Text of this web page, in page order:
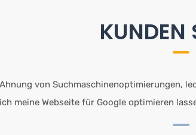
KUNDEN
von Suchmaschinenoptimierungen,
meine Webseite für Google optimieren